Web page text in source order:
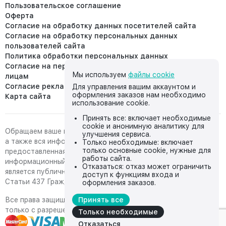
Пользовательское соглашение
Оферта
Согласие на обработку данных посетителей сайта
Согласие на обработку персональных данных
пользователей сайта
Политика обработки персональных данных
Согласие на передачу персональных данных третьим
лицам
Согласие реклама
Карта сайта
Обращаем ваше внимание на то, что данный интернет-сайт,
а также вся информация о товарах и ценах,
предоставленная на нём, носит исключительно
информационный характер и ни при каких условиях не
является публичной офертой, определяемой положениями
Статьи 437 Гражданского кодекса Российской Федерации.
Все права защищены, любое копирование с сайта возможно
только с разрешения владельца сайта
Мы используем файлы cookie
Для управления вашим аккаунтом и
оформления заказов нам необходимо
использование cookie.
Принять все: включает необходимые
cookie и анонимную аналитику для
улучшения сервиса.
Только необходимые: включает
только основные cookie, нужные для
работы сайта.
Отказаться: отказ может ограничить
доступ к функциям входа и
оформления заказов.
Принять все
Только необходимые
Отказаться